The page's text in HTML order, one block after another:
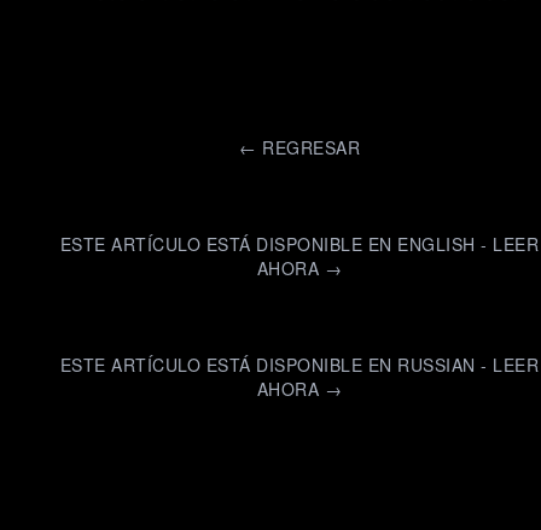
← REGRESAR
ESTE ARTÍCULO ESTÁ DISPONIBLE EN ENGLISH - LEER
AHORA →
ESTE ARTÍCULO ESTÁ DISPONIBLE EN RUSSIAN - LEER
AHORA →